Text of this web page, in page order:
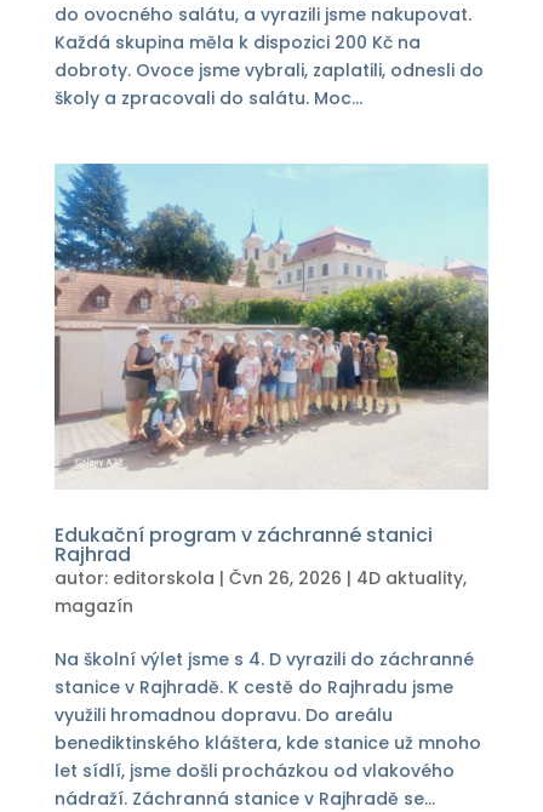
do ovocného salátu, a vyrazili jsme nakupovat.
Každá skupina měla k dispozici 200 Kč na
dobroty. Ovoce jsme vybrali, zaplatili, odnesli do
školy a zpracovali do salátu. Moc...
Edukační program v záchranné stanici
Rajhrad
autor: editorskola | Čvn 26, 2026 | 4D aktuality,
magazín
Na školní výlet jsme s 4. D vyrazili do záchranné
stanice v Rajhradě. K cestě do Rajhradu jsme
využili hromadnou dopravu. Do areálu
benediktinského kláštera, kde stanice už mnoho
let sídlí, jsme došli procházkou od vlakového
nádraží. Záchranná stanice v Rajhradě se...